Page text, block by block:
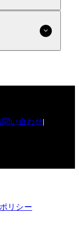
問い合わせ
リシー